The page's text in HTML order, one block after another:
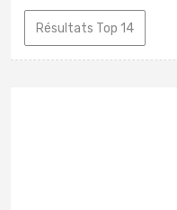
Résultats Top 14